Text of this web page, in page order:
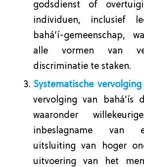
godsdienst of
individuen, inclusief
bahá’í-gemeenschap,
alle vormen van
discriminatie te staken.
Systematische
vervolging van bahá’ís
waaronder
inbeslagname van
uitsluiting van hoger
uitvoering van het